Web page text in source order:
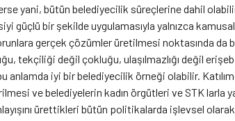
yani, bütün belediyecilik süreçlerine dahil
güçlü bir şekilde uygulamasıyla yalnızca
gerçek çözümler üretilmesi noktasında da
tekçiliği değil çokluğu, ulaşılmazlığı değil
anlamda iyi bir belediyecilik örneği olabilir.
ve belediyelerin kadın örgütleri ve STK
ürettikleri bütün politikalarda işlevsel olarak